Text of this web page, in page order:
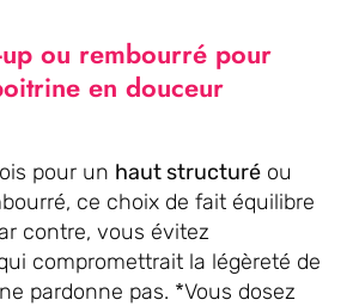
up ou rembourré pour
en douceur
pour un haut structuré ou
ce choix de fait équilibre
contre, vous évitez
compromettrait la légèreté de
pardonne pas. *Vous dosez